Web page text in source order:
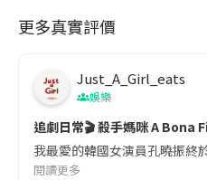
更多真實評價
Just_A_Girl_eats
娛樂
追劇日常🎬 殺手媽咪 A Bona
我最愛的韓國女演員孔曉振終
閱讀更多